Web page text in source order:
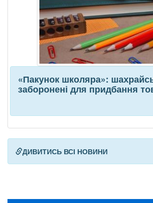
«Пакунок школяра»:
заборонені для придбання
ДИВИТИСЬ ВСІ НОВИНИ